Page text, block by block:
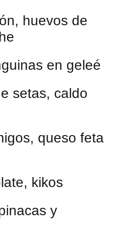
huevos de
en geleé
setas, caldo
queso feta
kikos
y